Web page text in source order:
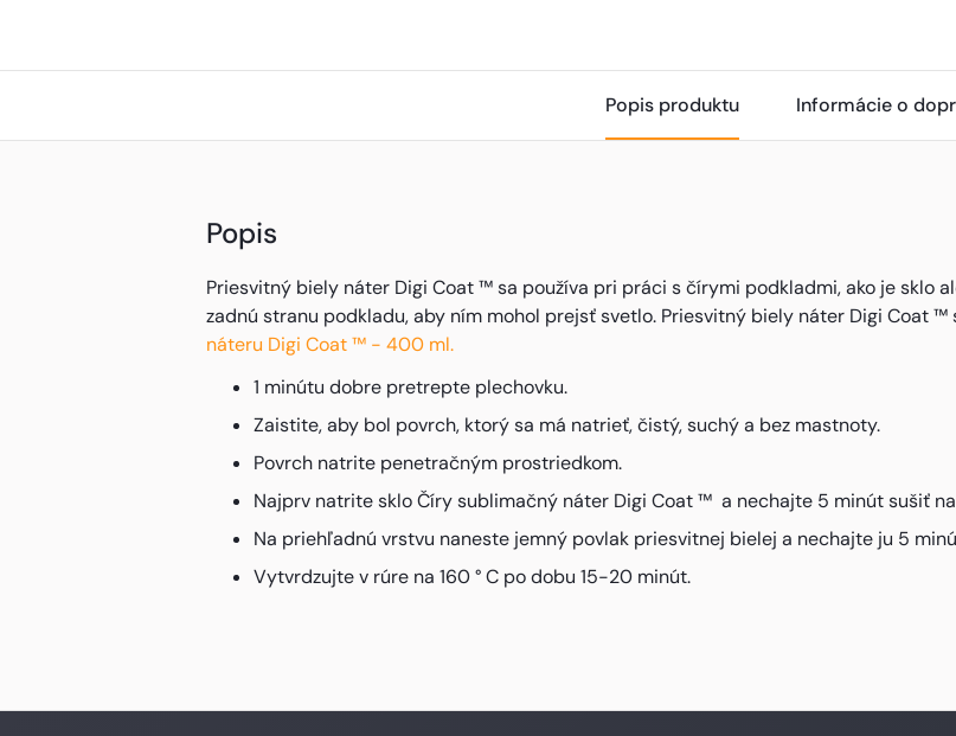
Popis produktu Informácie o
Popis
Priesvitný biely náter Digi Coat ™ sa používa pri práci s čírymi podkladmi, ako je sklo
zadnú stranu podkladu, aby ním mohol prejsť svetlo. Priesvitný biely náter Digi Coat ™
náteru Digi Coat ™ - 400 ml.
1 minútu dobre pretrepte plechovku.
Zaistite, aby bol povrch, ktorý sa má natrieť, čistý, suchý a bez mastnoty.
Povrch natrite penetračným prostriedkom.
Najprv natrite sklo Číry sublimačný náter Digi Coat ™ a nechajte 5 minút sušiť
Na priehľadnú vrstvu naneste jemný povlak priesvitnej bielej a nechajte ju 5
Vytvrdzujte v rúre na 160 ° C po dobu 15-20 minút.